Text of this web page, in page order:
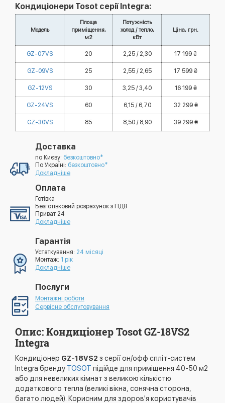
Кондиціонери Tosot серії Integra:
Модель
Площа
приміщення,
м2
Потужність
холод / тепло,
кВт
Ціна, грн.
GZ-07VS 20 2,25 / 2,30 17 199 ₴
GZ-09VS 25 2,55 / 2,65 17 599 ₴
GZ-12VS 30 3,25 / 3,40 16 199 ₴
GZ-24VS 60 6,15 / 6,70 32 299 ₴
GZ-30VS 85 8,50 / 8,90 39 299 ₴
Доставка
по Києву: безкоштовно*
По УкраЇні: безкоштовно*
Докладніше
Оплата
Готівка
Безготівковий розрахунок з ПДВ
Приват 24
Докладніше
Гарантія
Устаткування: 24 місяці
Монтаж: 1 рік
Докладніше
Послуги
Монтажні роботи
Сервісне обслуговування
Опис: Кондиціонер Tosot GZ-18VS2
Integra
Кондиціонер GZ-18VS2 з серії он/офф спліт-систем
Integra бренду TOSOT підійде для приміщення 40-50 м2
або для невеликих кімнат з великою кількістю
додаткового тепла (великі вікна, сонячна сторона,
багато людей). Корисним для здоров'я користувачів